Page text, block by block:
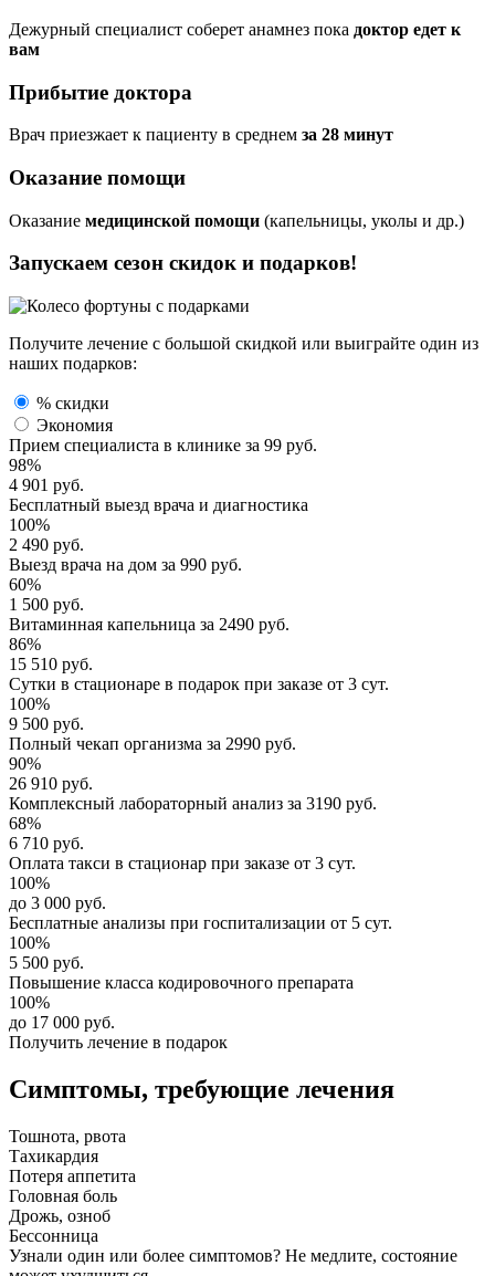
Дежурный специалист соберет анамнез пока доктор едет к
вам
Прибытие доктора
Врач приезжает к пациенту в среднем за 28 минут
Оказание помощи
Оказание медицинской помощи (капельницы, уколы и др.)
Запускаем сезон скидок и подарков!
Получите лечение с большой скидкой или выиграйте один из
наших подарков:
% скидки
Экономия
Прием специалиста в клинике за 99 руб.
98%
4 901 руб.
Бесплатный выезд врача и диагностика
100%
2 490 руб.
Выезд врача на дом за 990 руб.
60%
1 500 руб.
Витаминная капельница за 2490 руб.
86%
15 510 руб.
Сутки в стационаре в подарок при заказе от 3 сут.
100%
9 500 руб.
Полный чекап организма за 2990 руб.
90%
26 910 руб.
Комплексный лабораторный анализ за 3190 руб.
68%
6 710 руб.
Оплата такси в стационар при заказе от 3 сут.
100%
до 3 000 руб.
Бесплатные анализы при госпитализации от 5 сут.
100%
5 500 руб.
Повышение класса кодировочного препарата
100%
до 17 000 руб.
Получить лечение в подарок
Симптомы, требующие лечения
Тошнота, рвота
Тахикардия
Потеря аппетита
Головная боль
Дрожь, озноб
Бессонница
Узнали один или более симптомов? Не медлите, состояние